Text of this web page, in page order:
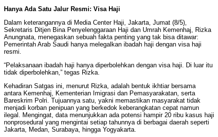
Hanya Ada Satu Jalur Resmi: Visa Haji
Dalam keterangannya di Media Center Haji, Jakarta, Jumat (8/5),
Sekretaris Ditjen Bina Penyelenggaraan Haji dan Umrah Kemenhaj, Rizka
Anungnata, menegaskan sebuah fakta penting yang tak bisa ditawar:
Pemerintah Arab Saudi hanya melegalkan ibadah haji dengan visa haji
resmi.
“Pelaksanaan ibadah haji hanya diperbolehkan dengan visa haji. Di luar itu
tidak diperbolehkan,” tegas Rizka.
Kehadiran Satgas ini, menurut Rizka, adalah bentuk ikhtiar bersama
antara Kemenhaj, Kementerian Imigrasi dan Pemasyarakatan, serta
Bareskrim Polri. Tujuannya satu, yakni memastikan masyarakat tidak
menjadi korban penipuan yang berkedok keberangkatan cepat namun
ilegal. Mengingat, data menunjukkan ada potensi hampir 20 ribu kasus haji
nonprosedural yang mengintai setiap tahunnya di berbagai daerah seperti
Jakarta, Medan, Surabaya, hingga Yogyakarta.